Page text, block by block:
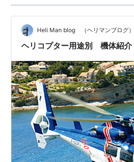
Heli Man blog （ヘリマンブログ）
ヘリコプター用途別 機体紹介